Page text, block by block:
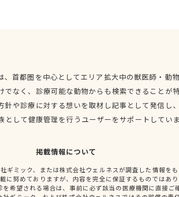
、首都圏を中心としてエリア拡大中の獣医師・動
でなく、診療可能な動物からも検索できることが
針や診療に対する想いを取材し記事として発信し
として健康管理を行うユーザーをサポートしてい
掲載情報について
ギミック、または株式会社ウェルネスが調査した情報を
に努めておりますが、内容を完全に保証するものではあ
希望される場合は、事前に必ず該当の医療機関に直接ご